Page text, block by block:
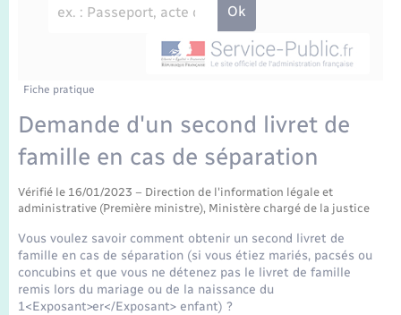
Etat-civil - Papiers - Citoyenneté
Parrainage civil
Concessions funéraires
Nouvel habitant
Numérique
Organisation d’événement
Sécurité - Prévention
Transports scolaires
Travaux - Autorisation d’occupation de l’espace
Plan interactif
Fiche pratique
Demande d'un second livret de
famille en cas de séparation
Vérifié le 16/01/2023 – Direction de l'information légale et
administrative (Première ministre), Ministère chargé de la justice
Vous voulez savoir comment obtenir un second livret de
famille en cas de séparation (si vous étiez mariés, pacsés ou
concubins et que vous ne détenez pas le livret de famille
remis lors du mariage ou de la naissance du
1<Exposant>er</Exposant> enfant) ?